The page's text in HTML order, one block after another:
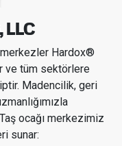
LLC
Hardox®
ve tüm sektörlere
Madencilik, geri
ocağı merkezimiz
sunar: